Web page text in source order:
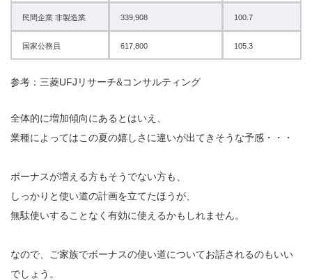
民間企業 非製造業 339,908 100.7
国家公務員 617,800 105.3
参考：三菱UFJリサーチ&コンサルティング
全体的に増加傾向にあるとはいえ、
業種によってはこの夏の嬉しさに違いが出てきそうな予感・・・
ボーナスが増える方もそうでない方も、
しっかりと使い道の計画を立てたほうが、
無駄使いすることなく有効に使えるかもしれません。
なので、ご家族でボーナスの使い道についてお話されるのもいい
でしょう。